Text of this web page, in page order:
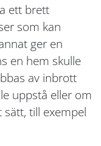
ett brett
som kan
ger en
en hem skulle
av inbrott
uppstå eller om
till exempel